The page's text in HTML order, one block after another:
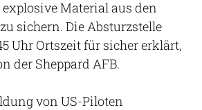
Material aus den
sichern. Die Absturzstelle
Uhr Ortszeit für sicher erklärt,
der Sheppard AFB.
von US-Piloten